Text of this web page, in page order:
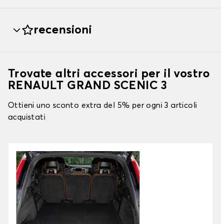
recensioni
Trovate altri accessori per il vostro
RENAULT GRAND SCENIC 3
Ottieni uno sconto extra del 5% per ogni 3 articoli
acquistati